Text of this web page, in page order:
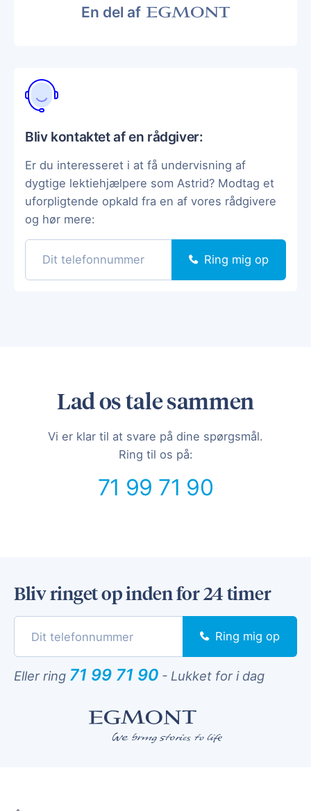
En del af
Bliv kontaktet af en rådgiver:
Er du interesseret i at få undervisning af
dygtige lektiehjælpere som Astrid? Modtag et
uforpligtende opkald fra en af vores rådgivere
og hør mere:
Ring mig op
Lad os tale sammen
Vi er klar til at svare på dine spørgsmål.
Ring til os på:
71 99 71 90
Bliv ringet op inden for 24 timer
Ring mig op
Eller ring 71 99 71 90 - Lukket for i dag